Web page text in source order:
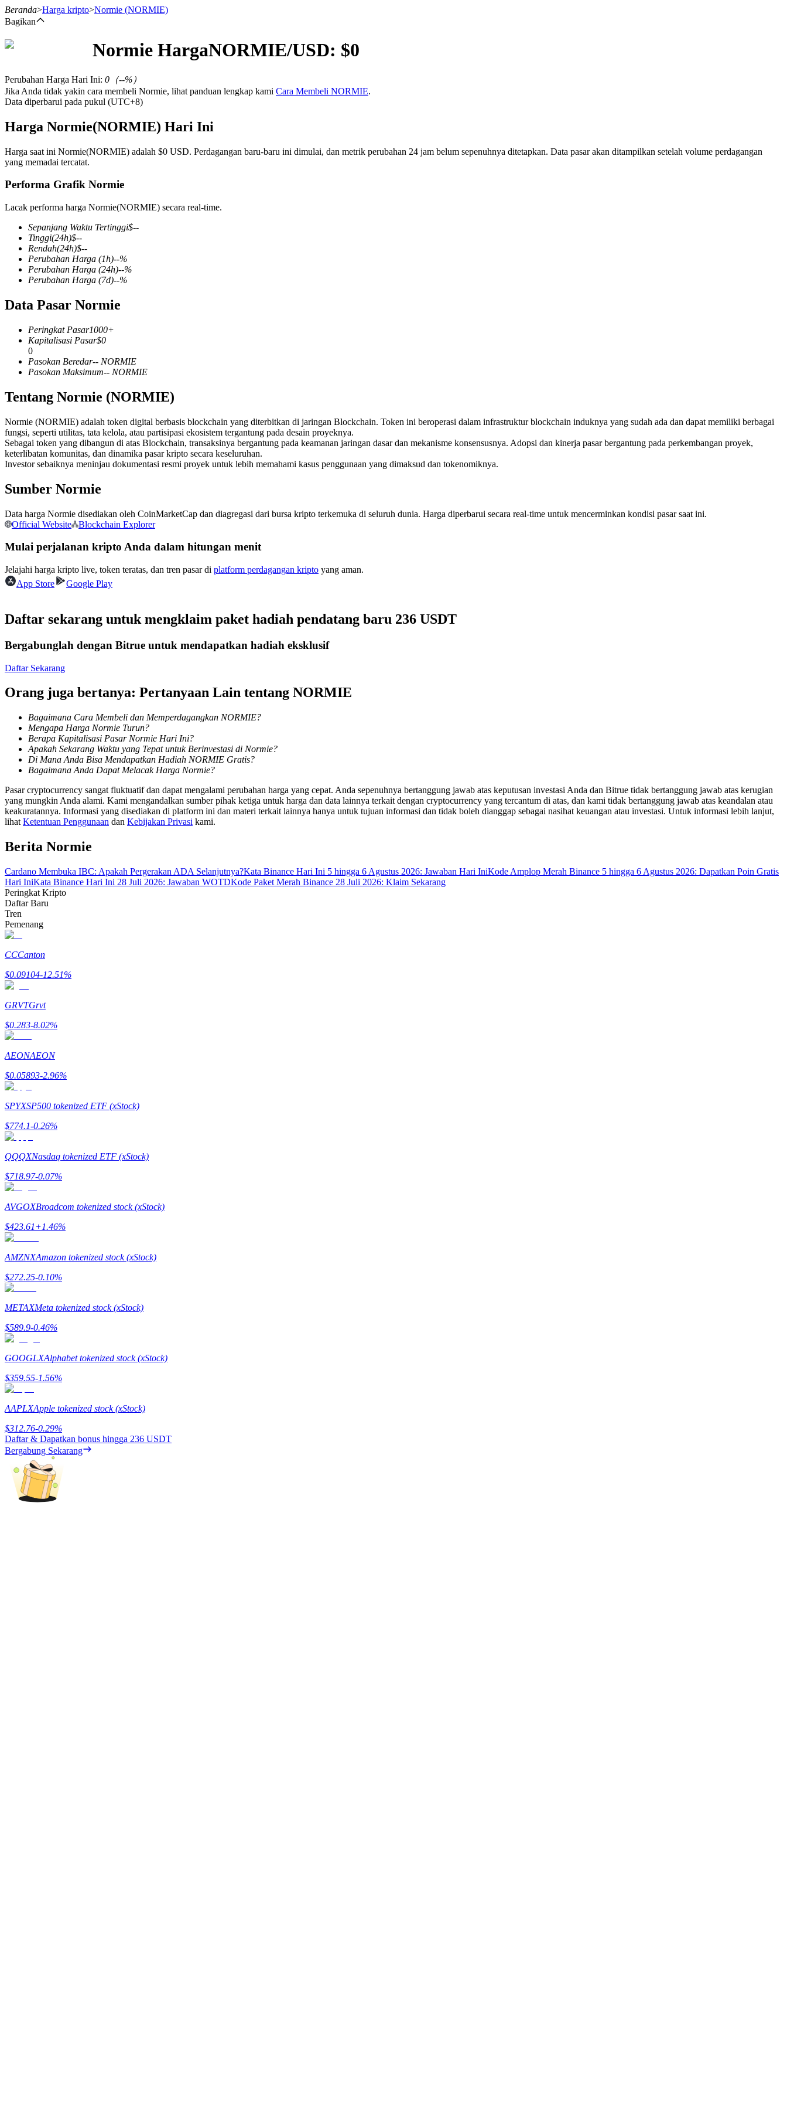
Mata Uang Kripto Berjangka
TradFi
Derivatif saham, forex, logam mulia, dan komoditas
USDC Berjangka
Menjadi Pedagang Salinan
Nikmati pembagian keuntungan dan komisi copy trading
Analisis data besar termasuk info perdagangan, dll.
Memandu
Menghasilkan
Babi Kekuatan
Dapatkan imbalan kompetitif setiap hari
Beranda>Harga kripto>Normie (NORMIE)
Bagikan
Normie HargaNORMIE/USD: $0
Perubahan Harga Hari Ini: 0 （--%）
Jika Anda tidak yakin cara membeli Normie, lihat panduan lengkap kami Cara Membeli NORMIE.
Data diperbarui pada pukul (UTC+8)
Harga Normie(NORMIE) Hari Ini
Harga saat ini Normie(NORMIE) adalah $0 USD. Perdagangan baru-baru ini dimulai, dan metrik perubahan 24 jam belum sepenuhnya ditetapkan. Data pasar akan ditampilkan setelah volume perdagangan
yang memadai tercatat.
Performa Grafik Normie
Lacak performa harga Normie(NORMIE) secara real-time.
Sepanjang Waktu Tertinggi$--
Tinggi(24h)$--
Rendah(24h)$--
Perubahan Harga (1h)--%
Perubahan Harga (24h)--%
Perubahan Harga (7d)--%
Data Pasar Normie
Peringkat Pasar1000+
Kapitalisasi Pasar$0
0
Pasokan Beredar-- NORMIE
Pasokan Maksimum-- NORMIE
Tentang Normie (NORMIE)
Normie (NORMIE) adalah token digital berbasis blockchain yang diterbitkan di jaringan Blockchain. Token ini beroperasi dalam infrastruktur blockchain induknya yang sudah ada dan dapat memiliki berbagai
fungsi, seperti utilitas, tata kelola, atau partisipasi ekosistem tergantung pada desain proyeknya.
Sebagai token yang dibangun di atas Blockchain, transaksinya bergantung pada keamanan jaringan dasar dan mekanisme konsensusnya. Adopsi dan kinerja pasar bergantung pada perkembangan proyek,
keterlibatan komunitas, dan dinamika pasar kripto secara keseluruhan.
Investor sebaiknya meninjau dokumentasi resmi proyek untuk lebih memahami kasus penggunaan yang dimaksud dan tokenomiknya.
Sumber Normie
Data harga Normie disediakan oleh CoinMarketCap dan diagregasi dari bursa kripto terkemuka di seluruh dunia. Harga diperbarui secara real-time untuk mencerminkan kondisi pasar saat ini.
Official Website
Blockchain Explorer
Mulai perjalanan kripto Anda dalam hitungan menit
Jelajahi harga kripto live, token teratas, dan tren pasar di platform perdagangan kripto yang aman.
App Store
Google Play
Daftar sekarang untuk mengklaim paket hadiah pendatang baru 236 USDT
Bergabunglah dengan Bitrue untuk mendapatkan hadiah eksklusif
Daftar Sekarang
Orang juga bertanya: Pertanyaan Lain tentang NORMIE
Bagaimana Cara Membeli dan Memperdagangkan NORMIE?
Mengapa Harga Normie Turun?
Berapa Kapitalisasi Pasar Normie Hari Ini?
Apakah Sekarang Waktu yang Tepat untuk Berinvestasi di Normie?
Di Mana Anda Bisa Mendapatkan Hadiah NORMIE Gratis?
Bagaimana Anda Dapat Melacak Harga Normie?
Pasar cryptocurrency sangat fluktuatif dan dapat mengalami perubahan harga yang cepat. Anda sepenuhnya bertanggung jawab atas keputusan investasi Anda dan Bitrue tidak bertanggung jawab atas kerugian
yang mungkin Anda alami. Kami mengandalkan sumber pihak ketiga untuk harga dan data lainnya terkait dengan cryptocurrency yang tercantum di atas, dan kami tidak bertanggung jawab atas keandalan atau
keakuratannya. Informasi yang disediakan di platform ini dan materi terkait lainnya hanya untuk tujuan informasi dan tidak boleh dianggap sebagai nasihat keuangan atau investasi. Untuk informasi lebih lanjut,
lihat Ketentuan Penggunaan dan Kebijakan Privasi kami.
Berita Normie
Cardano Membuka IBC: Apakah Pergerakan ADA Selanjutnya?Kata Binance Hari Ini 5 hingga 6 Agustus 2026: Jawaban Hari IniKode Amplop Merah Binance 5 hingga 6 Agustus 2026: Dapatkan Poin Gratis
Hari IniKata Binance Hari Ini 28 Juli 2026: Jawaban WOTDKode Paket Merah Binance 28 Juli 2026: Klaim Sekarang
Peringkat Kripto
Daftar Baru
Tren
Pemenang
CCCanton
$0.09104-12.51%
GRVTGrvt
$0.283-8.02%
AEONAEON
$0.05893-2.96%
SPYXSP500 tokenized ETF (xStock)
$774.1-0.26%
QQQXNasdaq tokenized ETF (xStock)
$718.97-0.07%
AVGOXBroadcom tokenized stock (xStock)
$423.61+1.46%
AMZNXAmazon tokenized stock (xStock)
$272.25-0.10%
METAXMeta tokenized stock (xStock)
$589.9-0.46%
GOOGLXAlphabet tokenized stock (xStock)
$359.55-1.56%
AAPLXApple tokenized stock (xStock)
$312.76-0.29%
Daftar & Dapatkan bonus hingga 236 USDT
Bergabung Sekarang